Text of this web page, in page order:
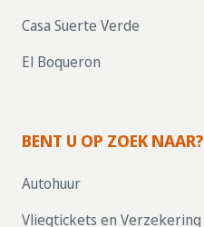
Casa Suerte Verde
El Boqueron
BENT U OP ZOEK NAAR?
Autohuur
Vliegtickets en Verzekering